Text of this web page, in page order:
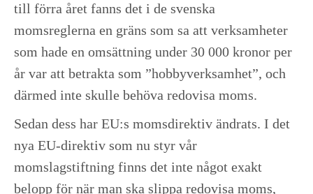
till förra året fanns det i de svenska
momsreglerna en gräns som sa att verksamheter
som hade en omsättning under 30 000 kronor per
år var att betrakta som ”hobbyverksamhet”, och
därmed inte skulle behöva redovisa moms.
Sedan dess har EU:s momsdirektiv ändrats. I det
nya EU-direktiv som nu styr vår
momslagstiftning finns det inte något exakt
belopp för när man ska slippa redovisa moms,